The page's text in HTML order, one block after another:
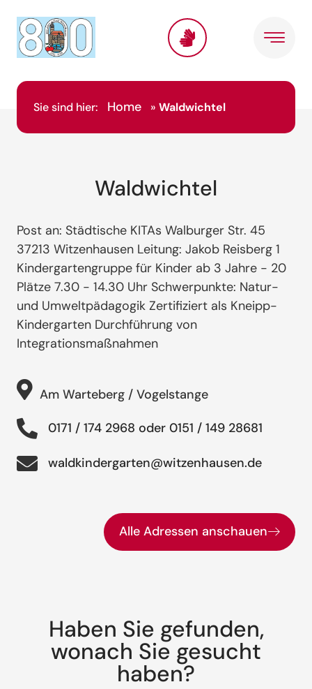
Sie sind hier: Home » Waldwichtel
Waldwichtel
Post an: Städtische KITAs Walburger Str. 45
37213 Witzenhausen Leitung: Jakob Reisberg 1
Kindergartengruppe für Kinder ab 3 Jahre - 20
Plätze 7.30 - 14.30 Uhr Schwerpunkte: Natur-
und Umweltpädagogik Zertifiziert als Kneipp-
Kindergarten Durchführung von
Integrationsmaßnahmen
Am Warteberg / Vogelstange
0171 / 174 2968 oder 0151 / 149 28681
waldkindergarten@witzenhausen.de
Alle Adressen anschauen
Haben Sie gefunden,
wonach Sie gesucht
haben?